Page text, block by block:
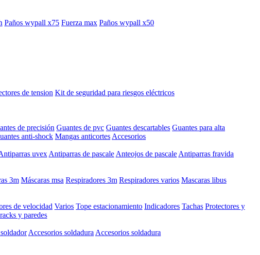
Paños wypall x75 Fuerza max Paños wypall x50
de tension Kit de seguridad para riesgos eléctricos
de precisión Guantes de pvc Guantes descartables Guantes para alta
anti-shock Mangas anticortesAccesorios
uvexAntiparras de pascaleAnteojos de pascaleAntiparras fravida
3m Máscaras msa Respiradores 3m Respiradores varios Mascaras libus
de velocidad Varios Tope estacionamiento Indicadores Tachas Protectores y
y paredes
Accesorios soldaduraAccesorios soldadura